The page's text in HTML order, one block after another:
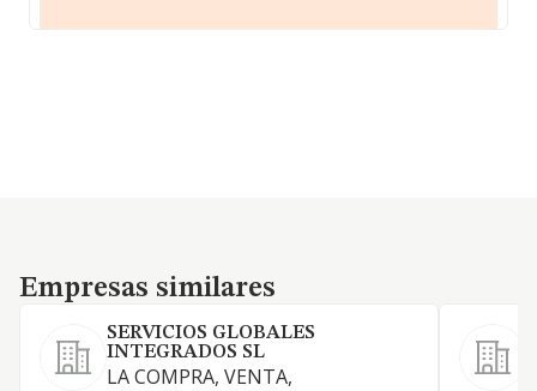
Empresas similares
Empresas similares
SERVICIOS GLOBALES
INTEGRADOS SL
LA COMPRA, VENTA,